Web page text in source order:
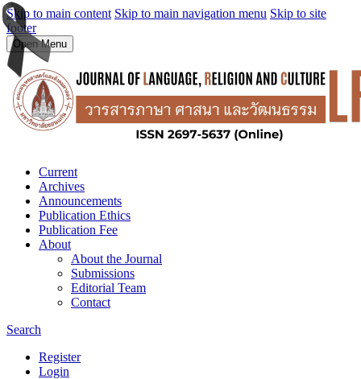
Skip to main content Skip to main navigation menu Skip to site
footer
Open Menu
Current
Archives
Announcements
Publication Ethics
Publication Fee
About
About the Journal
Submissions
Editorial Team
Contact
Search
Register
Login